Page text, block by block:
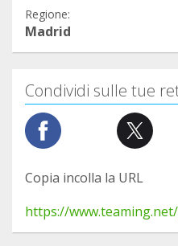
Regione:
Madrid
Condividi sulle tue
Copia incolla la URL
https://